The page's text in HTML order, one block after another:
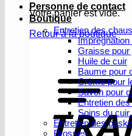
Votre panier est vide.
Retour à la boutique
Personne de contact
Boutique
Entretien des
Imprégnation
Graisse pour
Huile de cuir
Baume pour
Crème pour
Savon pour
Entretien
Soins du
Entretien des
Brosses